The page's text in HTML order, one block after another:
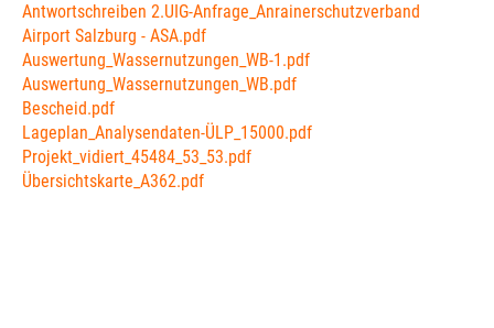
Antwortschreiben 2.UIG-Anfrage_Anrainerschutzverband
Airport Salzburg - ASA.pdf
Auswertung_Wassernutzungen_WB-1.pdf
Auswertung_Wassernutzungen_WB.pdf
Bescheid.pdf
Lageplan_Analysendaten-ÜLP_15000.pdf
Projekt_vidiert_45484_53_53.pdf
Übersichtskarte_A362.pdf